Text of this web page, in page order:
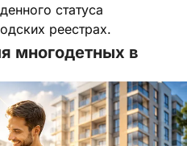
статуса
реестрах.
многодетных в